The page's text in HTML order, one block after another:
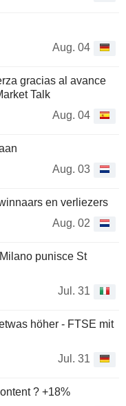
Aug. 04
gracias al avance
Talk
Aug. 04
Aug. 03
en verliezers
Aug. 02
punisce St
Jul. 31
höher - FTSE mit
Jul. 31
? +18%